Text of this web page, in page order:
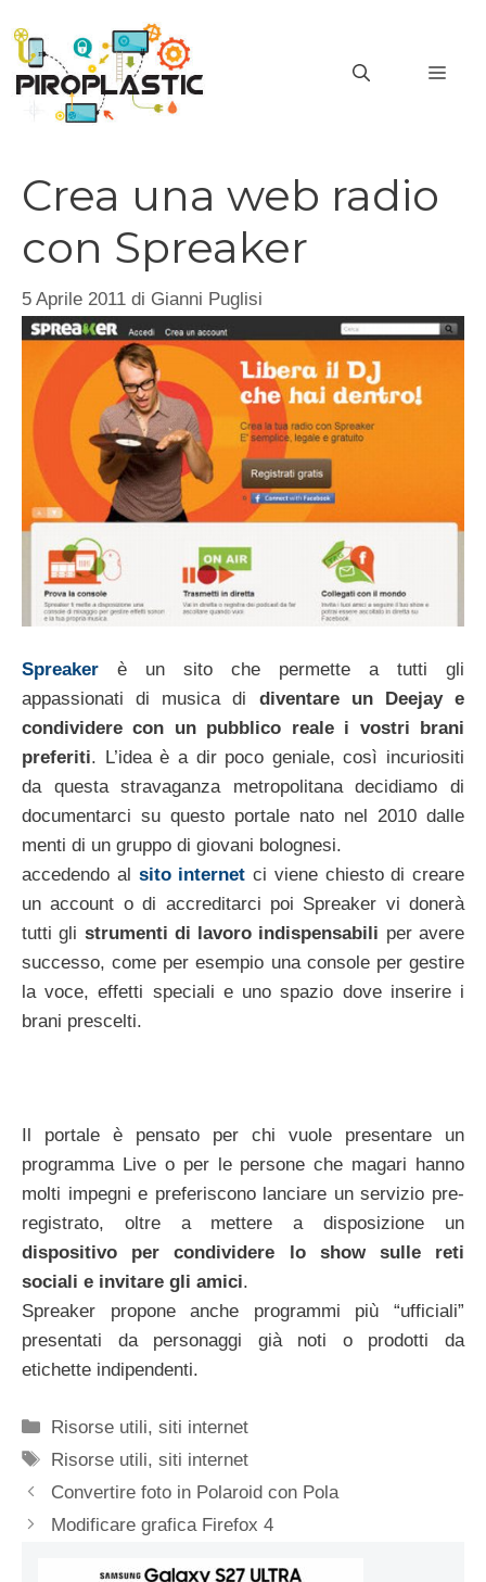
contenuto
Crea una web radio
con Spreaker
5 Aprile 2011 di Gianni Puglisi
Spreaker è un sito che permette a tutti gli
appassionati di musica di diventare un Deejay e
condividere con un pubblico reale i vostri brani
preferiti. L’idea è a dir poco geniale, così incuriositi
da questa stravaganza metropolitana decidiamo di
documentarci su questo portale nato nel 2010 dalle
menti di un gruppo di giovani bolognesi.
accedendo al sito internet ci viene chiesto di creare
un account o di accreditarci poi Spreaker vi donerà
tutti gli strumenti di lavoro indispensabili per avere
successo, come per esempio una console per gestire
la voce, effetti speciali e uno spazio dove inserire i
brani prescelti.
Il portale è pensato per chi vuole presentare un
programma Live o per le persone che magari hanno
molti impegni e preferiscono lanciare un servizio pre-
registrato, oltre a mettere a disposizione un
dispositivo per condividere lo show sulle reti
sociali e invitare gli amici.
Spreaker propone anche programmi più “ufficiali”
presentati da personaggi già noti o prodotti da
etichette indipendenti.
Categorie
Risorse utili,siti internet
Tag
Risorse utili,siti internet
Convertire foto in Polaroid con Pola
Modificare grafica Firefox 4